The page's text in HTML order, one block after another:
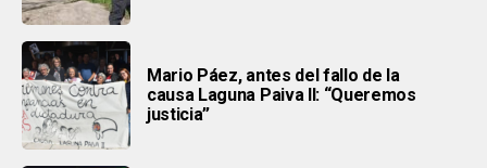
Mario Páez, antes del fallo de la
causa Laguna Paiva II: “Queremos
justicia”